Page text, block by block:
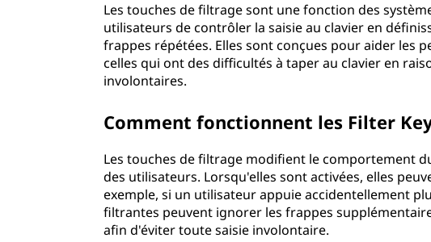
Les touches de filtrage sont une fonction des
utilisateurs de contrôler la saisie au clavier en
frappes répétées. Elles sont conçues pour aider les
celles qui ont des difficultés à taper au clavier en
involontaires.
Comment fonctionnent les Filter
Les touches de filtrage modifient le comportement
des utilisateurs. Lorsqu'elles sont activées, elles
exemple, si un utilisateur appuie accidentellement
filtrantes peuvent ignorer les frappes
afin d'éviter toute saisie involontaire.